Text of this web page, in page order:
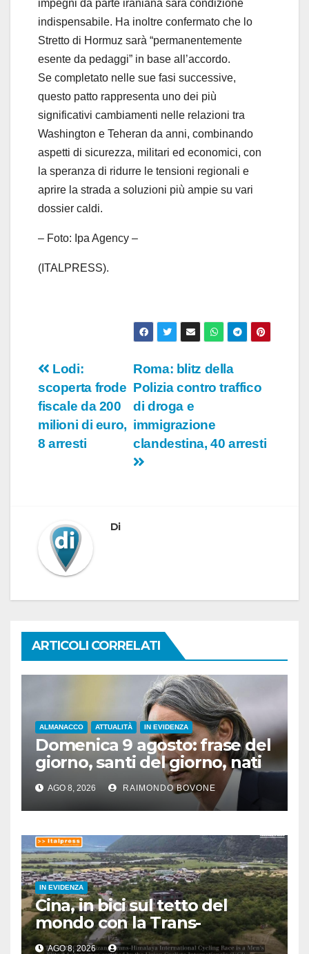
impegni da parte iraniana sarà condizione
indispensabile. Ha inoltre confermato che lo
Stretto di Hormuz sarà “permanentemente
esente da pedaggi” in base all’accordo.
Se completato nelle sue fasi successive,
questo patto rappresenta uno dei più
significativi cambiamenti nelle relazioni tra
Washington e Teheran da anni, combinando
aspetti di sicurezza, militari ed economici, con
la speranza di ridurre le tensioni regionali e
aprire la strada a soluzioni più ampie su vari
dossier caldi.
– Foto: Ipa Agency –
(ITALPRESS).
Navigazione
articoli
Roma: blitz della
Polizia contro traffico
di droga e
immigrazione
clandestina, 40 arresti
Lodi:
scoperta frode
fiscale da 200
milioni di euro,
8 arresti
Di
ARTICOLI CORRELATI
ALMANACCO ATTUALITÀ IN EVIDENZA
Domenica 9 agosto: frase del
giorno, santi del giorno, nati
famosi, accadde oggi
AGO 8, 2026 RAIMONDO BOVONE
IN EVIDENZA
Cina, in bici sul tetto del
mondo con la Trans-
Himalaya Race
AGO 8, 2026